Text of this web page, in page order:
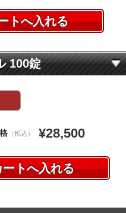
100錠
（税込） ¥28,500